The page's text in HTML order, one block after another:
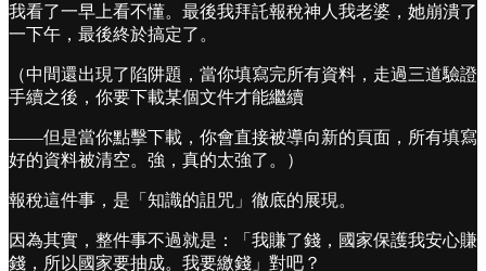
我看了一早上看不懂。最後我拜託報稅神人我老婆，她崩潰了
一下午，最後終於搞定了。
（中間還出現了陷阱題，當你填寫完所有資料，走過三道驗證
手續之後，你要下載某個文件才能繼續
——但是當你點擊下載，你會直接被導向新的頁面，所有填寫
好的資料被清空。強，真的太強了。）
報稅這件事，是「知識的詛咒」徹底的展現。
因為其實，整件事不過就是：「我賺了錢，國家保護我安心賺
錢，所以國家要抽成。我要繳錢」對吧？